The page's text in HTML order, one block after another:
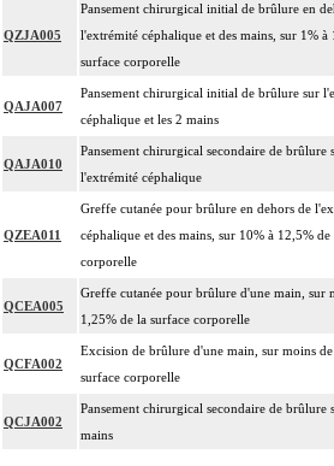
QZJA005
Pansement chirurgical initial de brûlure en
l'extrémité céphalique et des mains, sur 1% à
surface corporelle
QAJA007
Pansement chirurgical initial de brûlure sur
céphalique et les 2 mains
QAJA010
Pansement chirurgical secondaire de brûlure
l'extrémité céphalique
QZEA011
Greffe cutanée pour brûlure en dehors de
céphalique et des mains, sur 10% à 12,5% de
corporelle
QCEA005
Greffe cutanée pour brûlure d'une main, sur
1,25% de la surface corporelle
QCFA002
Excision de brûlure d'une main, sur moins
surface corporelle
QCJA002
Pansement chirurgical secondaire de brûlure
mains